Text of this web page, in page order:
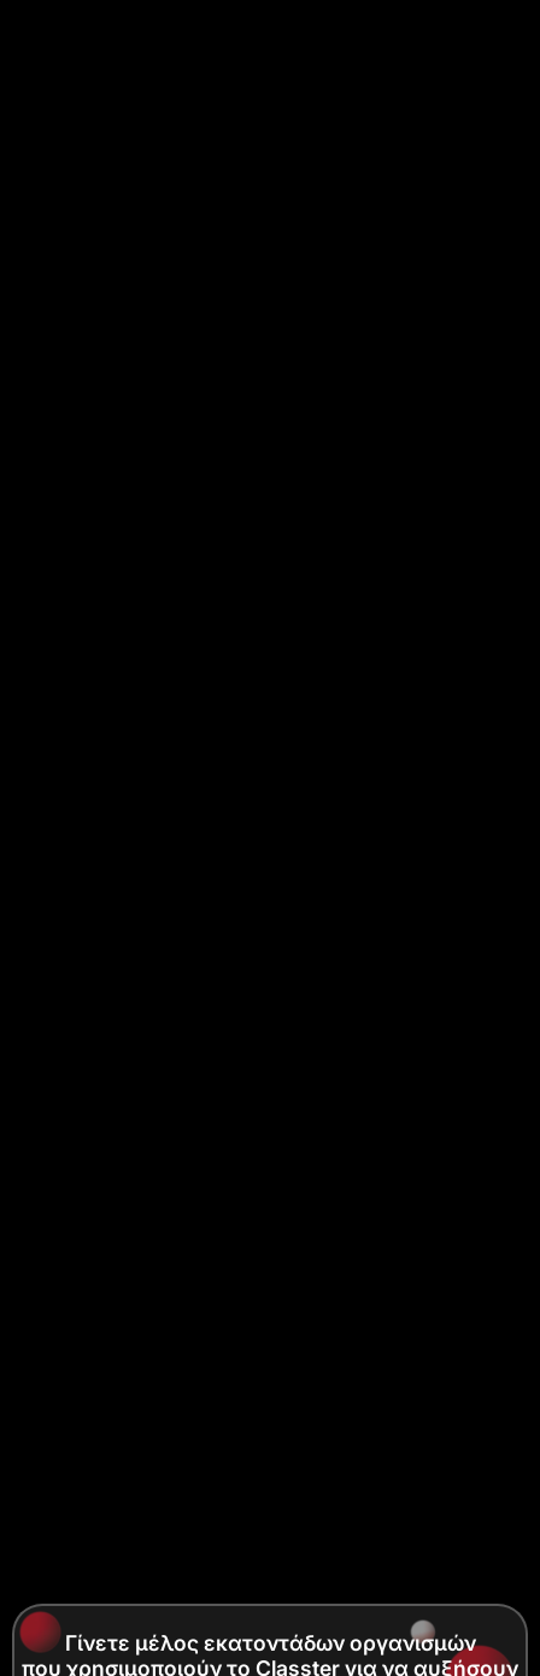
Γίνετε μέλος εκατοντάδων οργανισμών
που χρησιμοποιούν το Classter για να αυξήσουν